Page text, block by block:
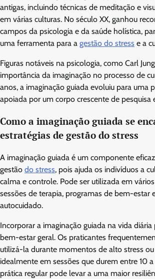
antigas, incluindo técnicas de meditação e
em várias culturas. No século XX, ganhou
campos da psicologia e da saúde holística,
uma ferramenta para a gestão do stress e a
Figuras notáveis na psicologia, como Carl
importância da imaginação no processo de
anos, a imaginação guiada evoluiu para uma
apoiada por um corpo crescente de pesquisa
Como a imaginação guiada se
estratégias de gestão do stress
A imaginação guiada é um componente
gestão do stress, pois ajuda os indivíduos a
calma e controle. Pode ser utilizada em
sessões de terapia, programas de bem-estar
autocuidado.
Incorporar a imaginação guiada na vida
bem-estar geral. Os praticantes
utilizá-la durante momentos de alto stress ou
idealmente em sessões que durem entre 10
prática regular pode levar a uma maior